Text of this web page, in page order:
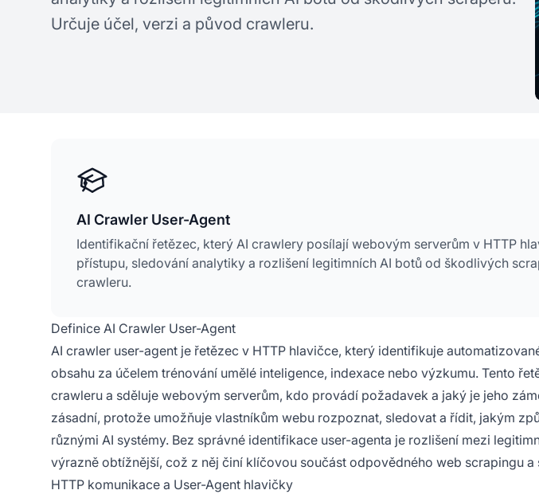
Určuje účel, verzi a původ crawleru.
AI Crawler User-Agent
Identifikační řetězec, který AI crawlery posílají webovým serverům v HTTP
přístupu, sledování analytiky a rozlišení legitimních AI botů od škodlivých
crawleru.
Definice AI Crawler User-Agent
AI crawler user-agent je řetězec v HTTP hlavičce, který identifikuje
obsahu za účelem trénování umělé inteligence, indexace nebo výzkumu. Tento
crawleru a sděluje webovým serverům, kdo provádí požadavek a jaký je jeho
zásadní, protože umožňuje vlastníkům webu rozpoznat, sledovat a řídit, jakým
různými AI systémy. Bez správné identifikace user-agenta je rozlišení mezi
výrazně obtížnější, což z něj činí klíčovou součást odpovědného web scrapingu a
HTTP komunikace a User-Agent hlavičky